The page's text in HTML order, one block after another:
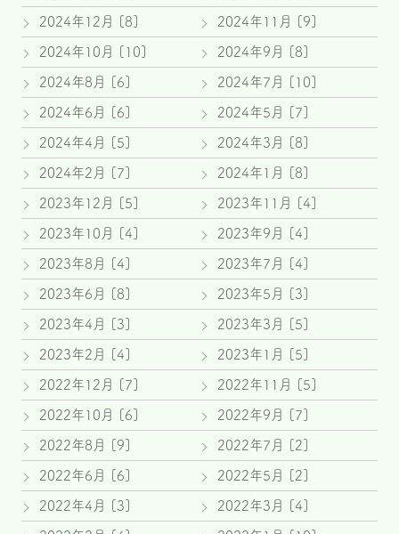
2024年12月 [8] 2024年11月 [9]
2024年10月 [10] 2024年9月 [8]
2024年8月 [6] 2024年7月 [10]
2024年6月 [6] 2024年5月 [7]
2024年4月 [5] 2024年3月 [8]
2024年2月 [7] 2024年1月 [8]
2023年12月 [5] 2023年11月 [4]
2023年10月 [4] 2023年9月 [4]
2023年8月 [4] 2023年7月 [4]
2023年6月 [8] 2023年5月 [3]
2023年4月 [3] 2023年3月 [5]
2023年2月 [4] 2023年1月 [5]
2022年12月 [7] 2022年11月 [5]
2022年10月 [6] 2022年9月 [7]
2022年8月 [9] 2022年7月 [2]
2022年6月 [6] 2022年5月 [2]
2022年4月 [3] 2022年3月 [4]